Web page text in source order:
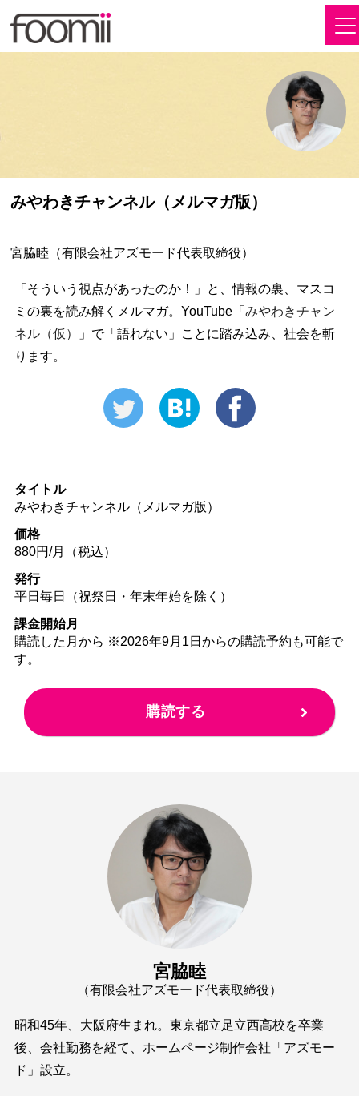
みやわきチャンネル（メルマガ版）
宮脇睦（有限会社アズモード代表取締役）
「そういう視点があったのか！」と、情報の裏、マスコ
ミの裏を読み解くメルマガ。YouTube「 みやわきチャン
ネル（仮）
」で「語れない」ことに踏み込み、社会を斬
ります。
タイトル
みやわきチャンネル（メルマガ版）
価格
880円/月（税込）
発行
平日毎日（祝祭日・年末年始を除く）
課金開始月
購読した月から ※2026年9月1日からの購読予約も可能で
す。
購読する
宮脇睦
（有限会社アズモード代表取締役）
昭和45年、大阪府生まれ。東京都立足立西高校を卒業
後、会社勤務を経て、ホームページ制作会社「アズモー
ド」設立。